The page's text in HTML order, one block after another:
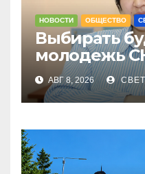
НОВОСТИ ОБЩЕСТВО
Выбирать
молодежь
не
августа
АВГ 8, 2026